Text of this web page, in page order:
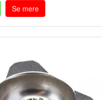
Se mere